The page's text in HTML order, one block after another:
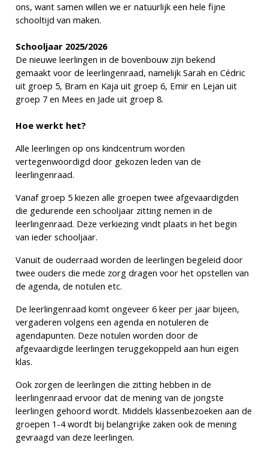
ons, want samen willen we er natuurlijk een hele fijne
schooltijd van maken.
Schooljaar 2025/2026
De nieuwe leerlingen in de bovenbouw zijn bekend
gemaakt voor de leerlingenraad, namelijk Sarah en Cédric
uit groep 5, Bram en Kaja uit groep 6, Emir en Lejan uit
groep 7 en Mees en Jade uit groep 8.
Hoe werkt het?
Alle leerlingen op ons kindcentrum worden
vertegenwoordigd door gekozen leden van de
leerlingenraad.
Vanaf groep 5 kiezen alle groepen twee afgevaardigden
die gedurende een schooljaar zitting nemen in de
leerlingenraad. Deze verkiezing vindt plaats in het begin
van ieder schooljaar.
Vanuit de ouderraad worden de leerlingen begeleid door
twee ouders die mede zorg dragen voor het opstellen van
de agenda, de notulen etc.
De leerlingenraad komt ongeveer 6 keer per jaar bijeen,
vergaderen volgens een agenda en notuleren de
agendapunten. Deze notulen worden door de
afgevaardigde leerlingen teruggekoppeld aan hun eigen
klas.
Ook zorgen de leerlingen die zitting hebben in de
leerlingenraad ervoor dat de mening van de jongste
leerlingen gehoord wordt. Middels klassenbezoeken aan de
groepen 1-4 wordt bij belangrijke zaken ook de mening
gevraagd van deze leerlingen.